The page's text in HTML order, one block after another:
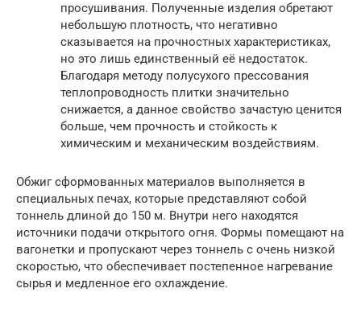
просушивания. Полученные изделия обретают
небольшую плотность, что негативно
сказывается на прочностных характеристиках,
но это лишь единственный её недостаток.
Благодаря методу полусухого прессования
теплопроводность плитки значительно
снижается, а данное свойство зачастую ценится
больше, чем прочность и стойкость к
химическим и механическим воздействиям.
Обжиг сформованных материалов выполняется в
специальных печах, которые представляют собой
тоннель длиной до 150 м. Внутри него находятся
источники подачи открытого огня. Формы помещают на
вагонетки и пропускают через тоннель с очень низкой
скоростью, что обеспечивает постепенное нагревание
сырья и медленное его охлаждение.